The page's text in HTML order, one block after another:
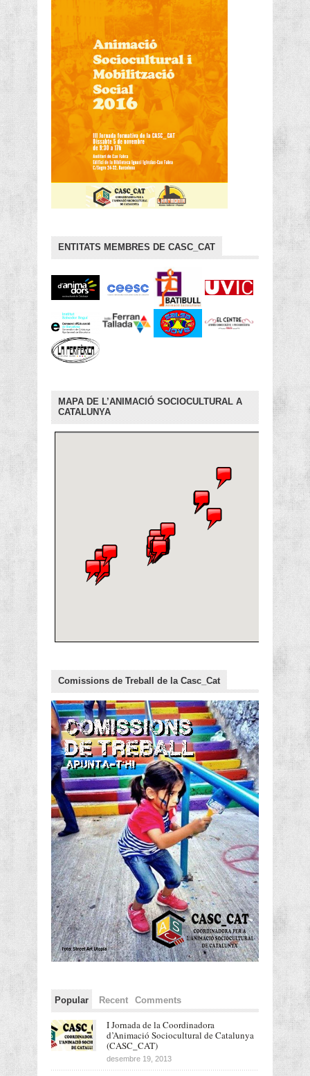
ENTITATS MEMBRES DE CASC_CAT
MAPA DE L’ANIMACIÓ SOCIOCULTURAL A
CATALUNYA
Comissions de Treball de la Casc_Cat
Popular Recent Comments
I Jornada de la Coordinadora
d’Animació Sociocultural de Catalunya
(CASC_CAT)
desembre 19, 2013